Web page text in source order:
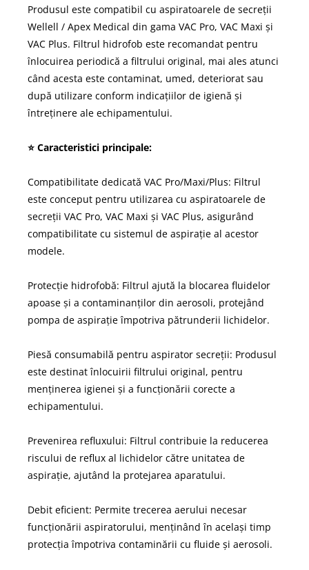
Produsul este compatibil cu aspiratoarele de secreții
Wellell / Apex Medical din gama VAC Pro, VAC Maxi și
VAC Plus. Filtrul hidrofob este recomandat pentru
înlocuirea periodică a filtrului original, mai ales atunci
când acesta este contaminat, umed, deteriorat sau
după utilizare conform indicațiilor de igienă și
întreținere ale echipamentului.
⭐ Caracteristici principale:
Compatibilitate dedicată VAC Pro/Maxi/Plus: Filtrul
este conceput pentru utilizarea cu aspiratoarele de
secreții VAC Pro, VAC Maxi și VAC Plus, asigurând
compatibilitate cu sistemul de aspirație al acestor
modele.
Protecție hidrofobă: Filtrul ajută la blocarea fluidelor
apoase și a contaminanților din aerosoli, protejând
pompa de aspirație împotriva pătrunderii lichidelor.
Piesă consumabilă pentru aspirator secreții: Produsul
este destinat înlocuirii filtrului original, pentru
menținerea igienei și a funcționării corecte a
echipamentului.
Prevenirea refluxului: Filtrul contribuie la reducerea
riscului de reflux al lichidelor către unitatea de
aspirație, ajutând la protejarea aparatului.
Debit eficient: Permite trecerea aerului necesar
funcționării aspiratorului, menținând în același timp
protecția împotriva contaminării cu fluide și aerosoli.